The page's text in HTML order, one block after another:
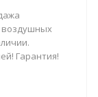
воздушных
Гарантия!